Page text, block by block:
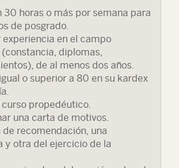
30 horas o más por semana para
de posgrado.
experiencia en el campo
diplomas,
de al menos dos años.
o superior a 80 en su kardex
curso propedéutico.
una carta de motivos.
de recomendación, una
y otra del ejercicio de la